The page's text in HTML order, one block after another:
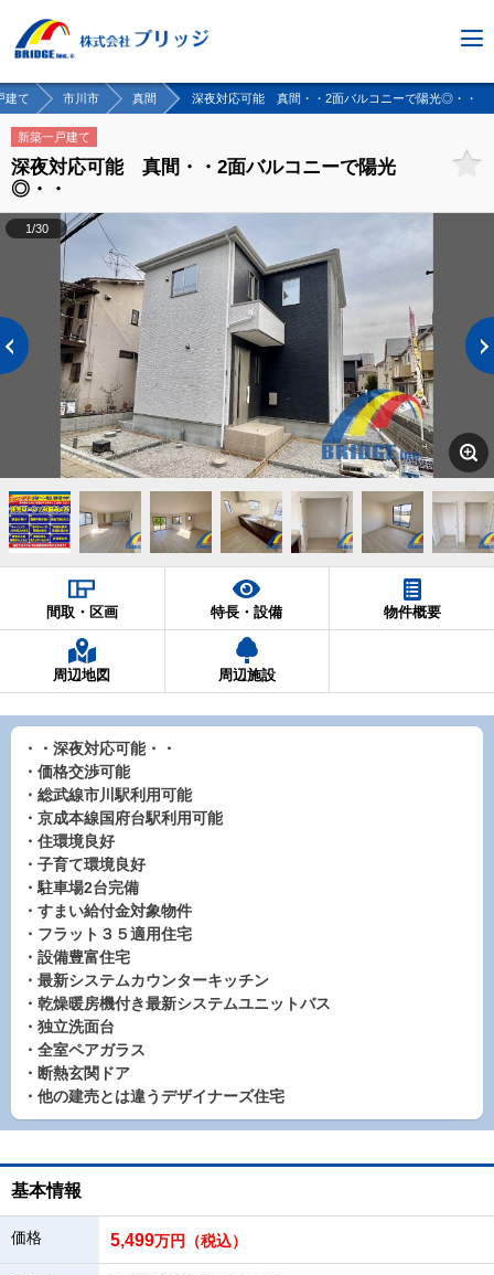
建て 市川市 真間 深夜対応可能 真間・・2面バルコニーで陽光◎・・
新築一戸建て
深夜対応可能 真間・・2面バルコニーで陽光
◎・・
1/30
間取・区画 特長・設備 物件概要
周辺地図 周辺施設
・・深夜対応可能・・
・価格交渉可能
・総武線市川駅利用可能
・京成本線国府台駅利用可能
・住環境良好
・子育て環境良好
・駐車場2台完備
・すまい給付金対象物件
・フラット３５適用住宅
・設備豊富住宅
・最新システムカウンターキッチン
・乾燥暖房機付き最新システムユニットバス
・独立洗面台
・全室ペアガラス
・断熱玄関ドア
・他の建売とは違うデザイナーズ住宅
基本情報
価格 5,499万円（税込）